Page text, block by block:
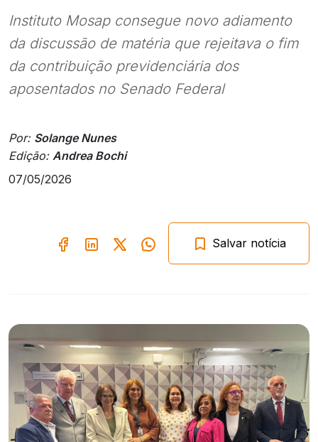
Instituto Mosap consegue novo adiamento
da discussão de matéria que rejeitava o fim
da contribuição previdenciária dos
aposentados no Senado Federal
Por: Solange Nunes
Edição: Andrea Bochi
07/05/2026
Salvar notícia